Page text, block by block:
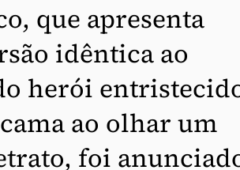
que apresenta
idêntica ao
herói
ao olhar um
foi